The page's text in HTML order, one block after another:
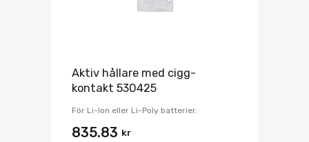
Aktiv hållare med cigg-
kontakt 530425
För Li-Ion eller Li-Poly batterier.
835.83 kr